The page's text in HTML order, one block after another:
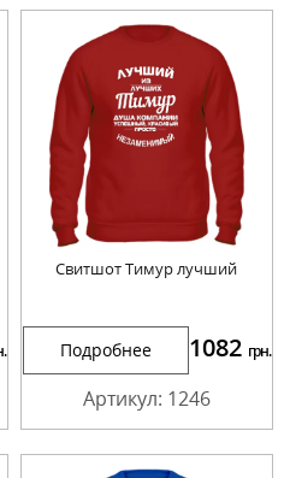
Свитшот Тимур лучший
Подробнее 1082 грн.
Артикул: 1246